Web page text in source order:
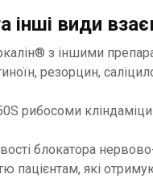
види
з іншими
резорцин,
рибосоми
блокатора
пацієнтам, які